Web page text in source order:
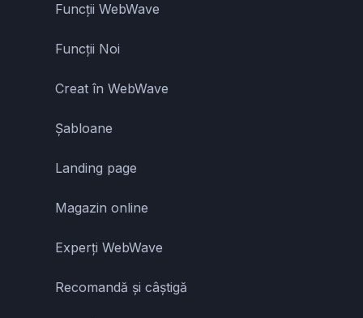
Funcții WebWave
Funcții Noi
Creat în WebWave
Șabloane
Landing page
Magazin online
Experți WebWave
Recomandă și câștigă